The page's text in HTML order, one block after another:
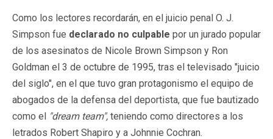
Como los lectores recordarán, en el juicio penal O. J.
Simpson fue declarado no culpable por un jurado popular
de los asesinatos de Nicole Brown Simpson y Ron
Goldman el 3 de octubre de 1995, tras el televisado "juicio
del siglo", en el que tuvo gran protagonismo el equipo de
abogados de la defensa del deportista, que fue bautizado
como el "dream team", teniendo como directores a los
letrados Robert Shapiro y a Johnnie Cochran.